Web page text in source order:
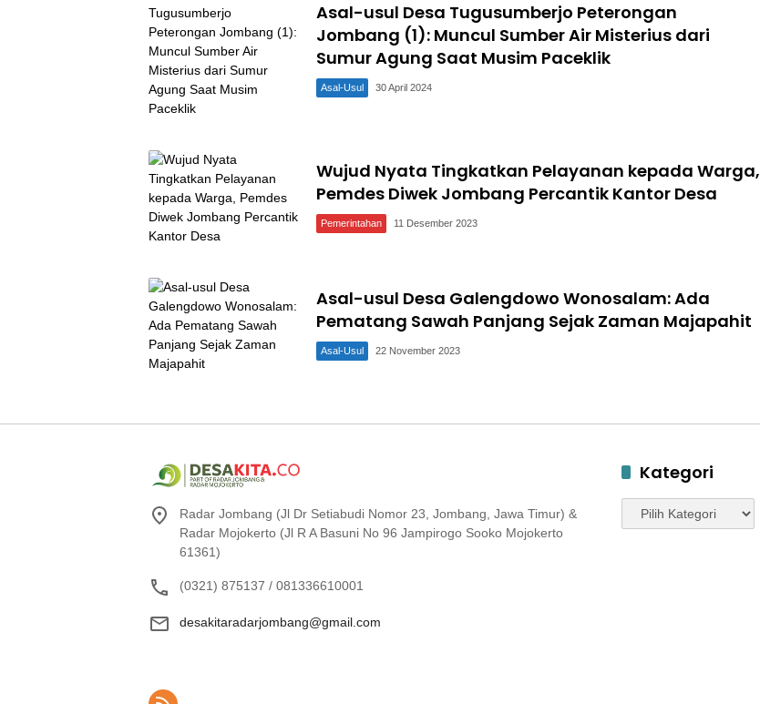
Asal-usul Desa Tugusumberjo Peterongan
Jombang (1): Muncul Sumber Air Misterius dari
Sumur Agung Saat Musim Paceklik
Asal-Usul 30 April 2024
Wujud Nyata Tingkatkan Pelayanan kepada Warga,
Pemdes Diwek Jombang Percantik Kantor Desa
Pemerintahan 11 Desember 2023
Asal-usul Desa Galengdowo Wonosalam: Ada
Pematang Sawah Panjang Sejak Zaman Majapahit
Asal-Usul 22 November 2023
Radar Jombang (Jl Dr Setiabudi Nomor 23, Jombang, Jawa Timur) &
Radar Mojokerto (Jl R A Basuni No 96 Jampirogo Sooko Mojokerto
61361)
(0321) 875137 / 081336610001
desakitaradarjombang@gmail.com
Kategori
Kategori